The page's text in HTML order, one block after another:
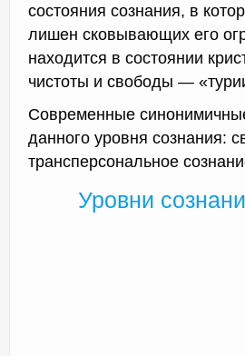
состояния сознания, в
лишен сковывающих его
находится в состоянии
чистоты и свободы —
Современные
данного уровня сознания:
трансперсональное
Уровни